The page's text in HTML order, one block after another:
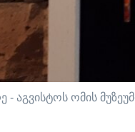
- აგვისტოს ომის